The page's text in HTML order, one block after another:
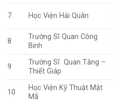
7 Học Viện Hải Quân
8
Trường Sĩ Quan Công
Binh
9
Trường Sĩ Quan Tăng –
Thiết Giáp
10
Học Viện Kỹ Thuật Mật
Mã